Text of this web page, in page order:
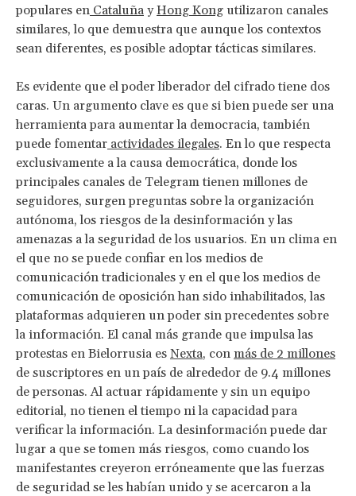
populares en Cataluña yHong Kong utilizaron canales
similares, lo que demuestra que aunque los contextos
sean diferentes, es posible adoptar tácticas similares.
Es evidente que el poder liberador del cifrado tiene dos
caras. Un argumento clave es que si bien puede ser una
herramienta para aumentar la democracia, también
puede fomentar actividades ilegales. En lo que respecta
exclusivamente a la causa democrática, donde los
principales canales de Telegram tienen millones de
seguidores, surgen preguntas sobre la organización
autónoma, los riesgos de la desinformación y las
amenazas a la seguridad de los usuarios. En un clima en
el que no se puede confiar en los medios de
comunicación tradicionales y en el que los medios de
comunicación de oposición han sido inhabilitados, las
plataformas adquieren un poder sin precedentes sobre
la información. El canal más grande que impulsa las
protestas en Bielorrusia es Nexta, con más de 2 millones
de suscriptores en un país de alrededor de 9.4 millones
de personas. Al actuar rápidamente y sin un equipo
editorial, no tienen el tiempo ni la capacidad para
verificar la información. La desinformación puede dar
lugar a que se tomen más riesgos, como cuando los
manifestantes creyeron erróneamente que las fuerzas
de seguridad se les habían unido y se acercaron a la